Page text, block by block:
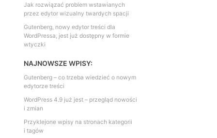
Jak rozwiązać problem wstawianych
przez edytor wizualny twardych spacji
Gutenberg, nowy edytor treści dla
WordPressa, jest już dostępny w formie
wtyczki
NAJNOWSZE WPISY:
Gutenberg – co trzeba wiedzieć o nowym
edytorze treści
WordPress 4.9 już jest – przegląd nowości
i zmian
Przyklejone wpisy na stronach kategorii
i tagów